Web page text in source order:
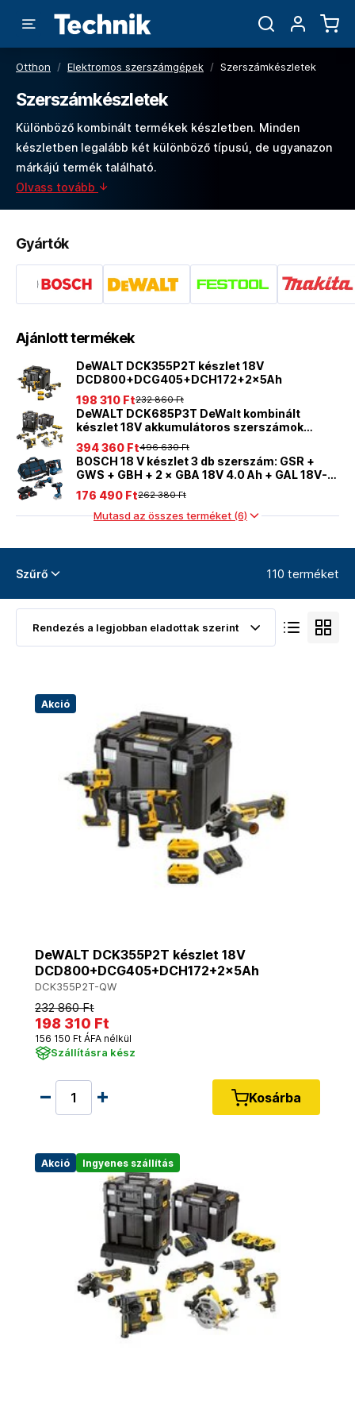
Otthon / Elektromos szerszámgépek / Szerszámkészletek
Szerszámkészletek
Különböző kombinált termékek készletben. Minden
készletben legalább két különböző típusú, de ugyanazon
márkájú termék található.
Olvass tovább
Gyártók
Ajánlott termékek
DeWALT DCK355P2T készlet 18V
DCD800+DCG405+DCH172+2x5Ah
232 860 Ft
198 310 Ft
DeWALT DCK685P3T DeWalt kombinált
készlet 18V akkumulátoros szerszámok
3x5,0Ah akkumulátor
496 630 Ft
394 360 Ft
BOSCH 18 V készlet 3 db szerszám: GSR +
GWS + GBH + 2 × GBA 18V 4.0 Ah + GAL 18V-
40 - 0615A50094
262 380 Ft
176 490 Ft
Mutasd az összes terméket (6)
Szűrő 110 terméket
Akció
DeWALT DCK355P2T készlet 18V
DCD800+DCG405+DCH172+2x5Ah
DCK355P2T-QW
232 860 Ft
198 310 Ft
156 150 Ft ÁFA nélkül
Szállításra kész
Kosárba
Akció Ingyenes szállítás